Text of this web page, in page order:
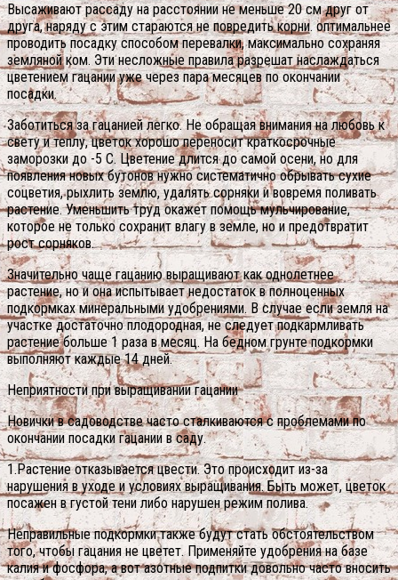
Высаживают рассаду на расстоянии не меньше 20 см друг от
друга, наряду с этим стараются не повредить корни. оптимальнее
проводить посадку способом перевалки, максимально сохраняя
земляной ком. Эти несложные правила разрешат наслаждаться
цветением гацании уже через пара месяцев по окончании
посадки.
Заботиться за гацанией легко. Не обращая внимания на любовь к
свету и теплу, цветок хорошо переносит краткосрочные
заморозки до -5 С. Цветение длится до самой осени, но для
появления новых бутонов нужно систематично обрывать сухие
соцветия, рыхлить землю, удалять сорняки и вовремя поливать
растение. Уменьшить труд окажет помощь мульчирование,
которое не только сохранит влагу в земле, но и предотвратит
рост сорняков.
Значительно чаще гацанию выращивают как однолетнее
растение, но и она испытывает недостаток в полноценных
подкормках минеральными удобрениями. В случае если земля на
участке достаточно плодородная, не следует подкармливать
растение больше 1 раза в месяц. На бедном грунте подкормки
выполняют каждые 14 дней.
Неприятности при выращивании гацании
Новички в садоводстве часто сталкиваются с проблемами по
окончании посадки гацании в саду.
1.Растение отказывается цвести. Это происходит из-за
нарушения в уходе и условиях выращивания. Быть может, цветок
посажен в густой тени либо нарушен режим полива.
Неправильные подкормки также будут стать обстоятельством
того, чтобы гацания не цветет. Применяйте удобрения на базе
калия и фосфора, а вот азотные подпитки довольно часто вносить